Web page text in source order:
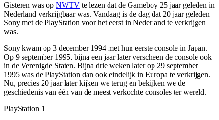
Gisteren was op NWTV te lezen dat de Gameboy 25 jaar geleden in
Nederland verkrijgbaar was. Vandaag is de dag dat 20 jaar geleden
Sony met de PlayStation voor het eerst in Nederland te verkrijgen
was.
Sony kwam op 3 december 1994 met hun eerste console in Japan.
Op 9 september 1995, bijna een jaar later verscheen de console ook
in de Verenigde Staten. Bijna drie weken later op 29 september
1995 was de PlayStation dan ook eindelijk in Europa te verkrijgen.
Nu, precies 20 jaar later kijken we terug en bekijken we de
geschiedenis van één van de meest verkochte consoles ter wereld.
PlayStation 1